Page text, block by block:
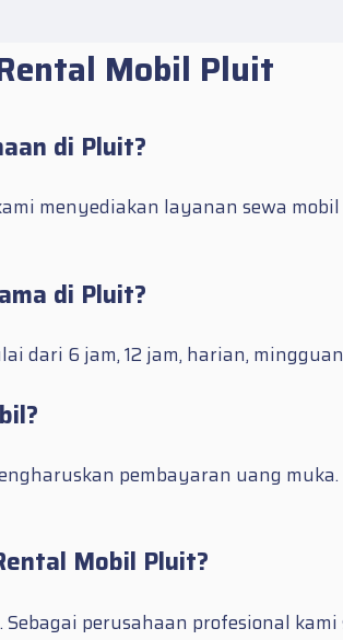
Mobil Pluit
di Pluit?
menyediakan layanan sewa
di Pluit?
dari 6 jam, 12 jam, harian,
pembayaran uang
Mobil Pluit?
perusahaan profesional